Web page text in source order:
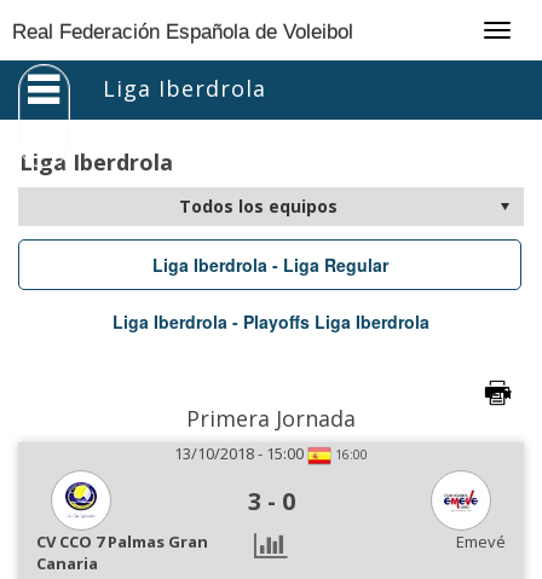
Real Federación Española de Voleibol
Liga Iberdrola
Liga Iberdrola
Liga Iberdrola - Liga Regular
Liga Iberdrola - Playoffs Liga Iberdrola
Primera Jornada
13/10/2018 - 15:00 16:00
3 - 0
CV CCO 7 Palmas Gran
Canaria
Emevé